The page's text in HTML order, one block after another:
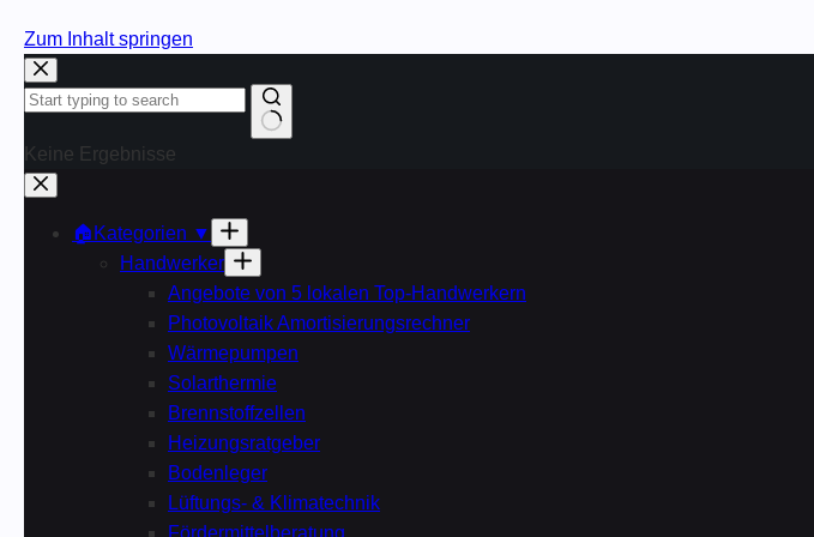
Zum Inhalt springen
Keine Ergebnisse
🏠Kategorien ▼
Handwerker
Angebote von 5 lokalen Top-Handwerkern
Photovoltaik Amortisierungsrechner
Wärmepumpen
Solarthermie
Brennstoffzellen
Heizungsratgeber
Bodenleger
Lüftungs- & Klimatechnik
Fördermittelberatung